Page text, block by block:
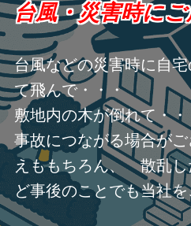
台風・災害時に
台風などの災害時に自
て飛んで・・・
敷地内の木が倒れて・・
事故につながる場合が
えももちろん、 散乱し
ど事後のことでも当社